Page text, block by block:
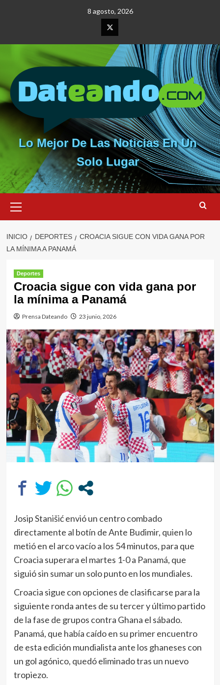
8 agosto, 2026
Elemento
del
menú
Lo Mejor De Las Noticias En Un
Solo Lugar
primario
INICIO DEPORTES
CROACIA SIGUE CON VIDA GANA POR
LA MÍNIMA A PANAMÁ
Deportes
Croacia sigue con vida gana por
la mínima a Panamá
Prensa Dateando 23 junio, 2026
Josip Stanišić envió un centro combado
directamente al botín de Ante Budimir, quien lo
metió en el arco vacío a los 54 minutos, para que
Croacia superara el martes 1-0 a Panamá, que
siguió sin sumar un solo punto en los mundiales.
Croacia sigue con opciones de clasificarse para la
siguiente ronda antes de su tercer y último partido
de la fase de grupos contra Ghana el sábado.
Panamá, que había caído en su primer encuentro
de esta edición mundialista ante los ghaneses con
un gol agónico, quedó eliminado tras un nuevo
tropiezo.